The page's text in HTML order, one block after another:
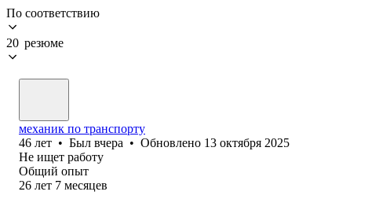
По соответствию
20 резюме
механик по транспорту
46 лет • Был вчера • Обновлено 13 октября 2025
Не ищет работу
Общий опыт
26 лет 7 месяцев